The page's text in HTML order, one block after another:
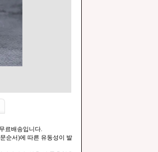
료배송입니다.
순서)에 따른 유동성이 발